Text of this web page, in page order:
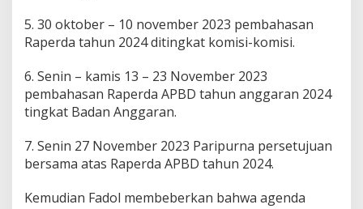
5. 30 oktober – 10 november 2023 pembahasan
Raperda tahun 2024 ditingkat komisi-komisi.
6. Senin – kamis 13 – 23 November 2023
pembahasan Raperda APBD tahun anggaran 2024
tingkat Badan Anggaran.
7. Senin 27 November 2023 Paripurna persetujuan
bersama atas Raperda APBD tahun 2024.
Kemudian Fadol membeberkan bahwa agenda